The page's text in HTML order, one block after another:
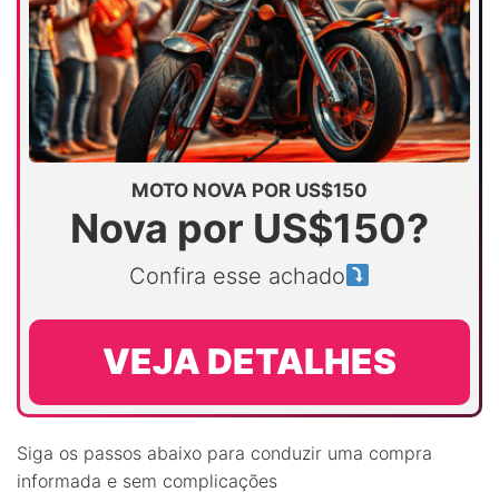
MOTO NOVA POR US$150
Nova por US$150?
Confira esse achado
VEJA DETALHES
Siga os passos abaixo para conduzir uma compra
informada e sem complicações